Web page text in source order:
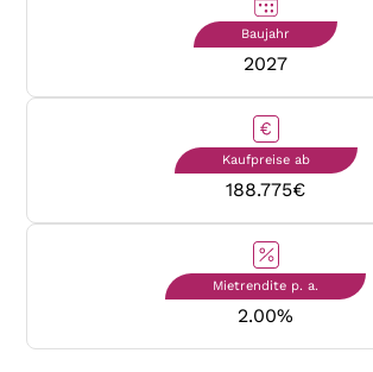
Baujahr
2027
Kaufpreise ab
188.775€
Mietrendite p. a.
2.00%